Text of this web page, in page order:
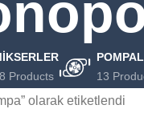
Products
13
olarak etiketlendi